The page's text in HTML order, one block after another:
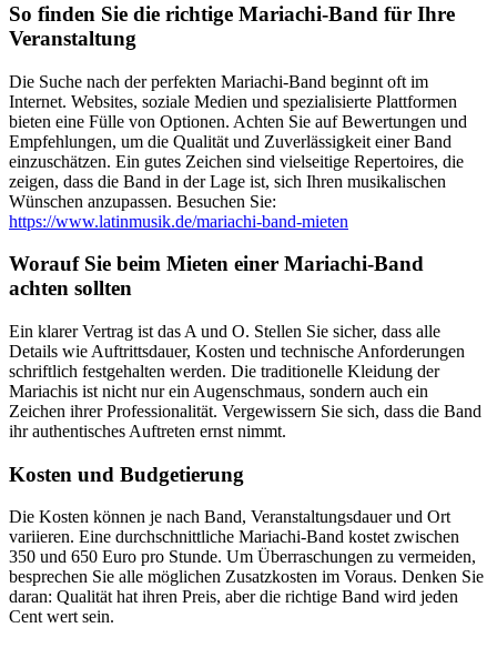
So finden Sie die richtige Mariachi-Band für Ihre
Veranstaltung
Die Suche nach der perfekten Mariachi-Band beginnt oft im
Internet. Websites, soziale Medien und spezialisierte Plattformen
bieten eine Fülle von Optionen. Achten Sie auf Bewertungen und
Empfehlungen, um die Qualität und Zuverlässigkeit einer Band
einzuschätzen. Ein gutes Zeichen sind vielseitige Repertoires, die
zeigen, dass die Band in der Lage ist, sich Ihren musikalischen
Wünschen anzupassen. Besuchen Sie:
https://www.latinmusik.de/mariachi-band-mieten
Worauf Sie beim Mieten einer Mariachi-Band
achten sollten
Ein klarer Vertrag ist das A und O. Stellen Sie sicher, dass alle
Details wie Auftrittsdauer, Kosten und technische Anforderungen
schriftlich festgehalten werden. Die traditionelle Kleidung der
Mariachis ist nicht nur ein Augenschmaus, sondern auch ein
Zeichen ihrer Professionalität. Vergewissern Sie sich, dass die Band
ihr authentisches Auftreten ernst nimmt.
Kosten und Budgetierung
Die Kosten können je nach Band, Veranstaltungsdauer und Ort
variieren. Eine durchschnittliche Mariachi-Band kostet zwischen
350 und 650 Euro pro Stunde. Um Überraschungen zu vermeiden,
besprechen Sie alle möglichen Zusatzkosten im Voraus. Denken Sie
daran: Qualität hat ihren Preis, aber die richtige Band wird jeden
Cent wert sein.